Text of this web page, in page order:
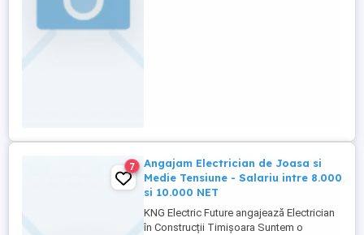
7
Angajam Electrician de Joasa si
Medie Tensiune - Salariu intre 8.000
si 10.000 NET
KNG Electric Future angajează Electrician
în Construcții Timișoara Suntem o